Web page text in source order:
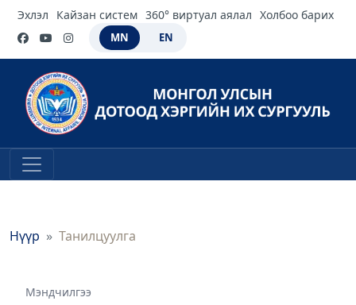
Эхлэл Кайзан систем 360° виртуал аялал Холбоо барих
MN EN
Нүүр Танилцуулга
Мэндчилгээ